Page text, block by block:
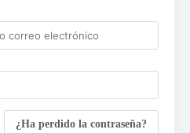
¿Ha perdido la contraseña?